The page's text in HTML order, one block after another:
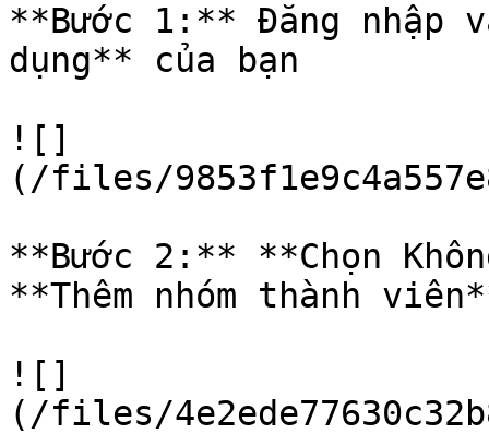
**Bước 1:** Đăng nhập
dụng** của bạn
![]
(/files/
**Bước 2:** **Chọn
**Thêm nhóm thành
![]
(/files/